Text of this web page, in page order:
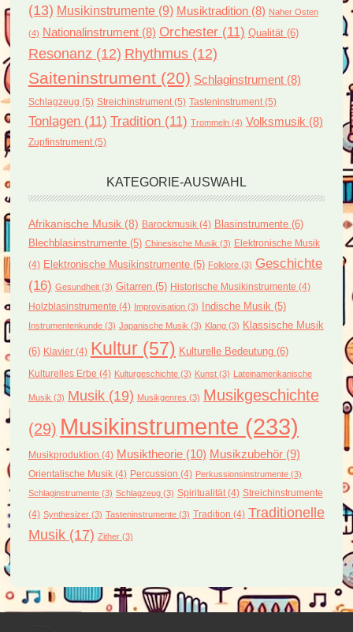
(13) Musikinstrumente(9) Musiktradition(8) Naher Osten
(4) Nationalinstrument(8) Orchester(11) Qualität(6)
Resonanz (12) Rhythmus(12)
Saiteninstrument(20) Schlaginstrument(8)
Schlagzeug (5) Streichinstrument(5) Tasteninstrument(5)
Tonlagen(11) Tradition(11) Trommeln(4) Volksmusik (8)
Zupfinstrument(5)
KATEGORIE-AUSWAHL
Afrikanische Musik(8) Barockmusik(4) Blasinstrumente(6)
Blechblasinstrumente(5) Chinesische Musik (3) Elektronische Musik
(4) Elektronische Musikinstrumente(5) Folklore(3) Geschichte
(16) Gesundheit(3) Gitarren(5) Historische Musikinstrumente (4)
Holzblasinstrumente (4) Improvisation(3) Indische Musik (5)
Instrumentenkunde(3) Japanische Musik (3) Klang(3) Klassische Musik
(6) Klavier(4) Kultur(57) Kulturelle Bedeutung(6)
Kulturelles Erbe (4) Kulturgeschichte(3) Kunst(3) Lateinamerikanische
Musik (3) Musik(19) Musikgenres (3) Musikgeschichte
(29) Musikinstrumente (233)
Musikproduktion (4) Musiktheorie(10) Musikzubehör(9)
Orientalische Musik(4) Percussion (4) Perkussionsinstrumente(3)
Schlaginstrumente(3) Schlagzeug(3) Spiritualität(4) Streichinstrumente
(4) Synthesizer(3) Tasteninstrumente(3) Tradition (4) Traditionelle
Musik(17) Zither(3)